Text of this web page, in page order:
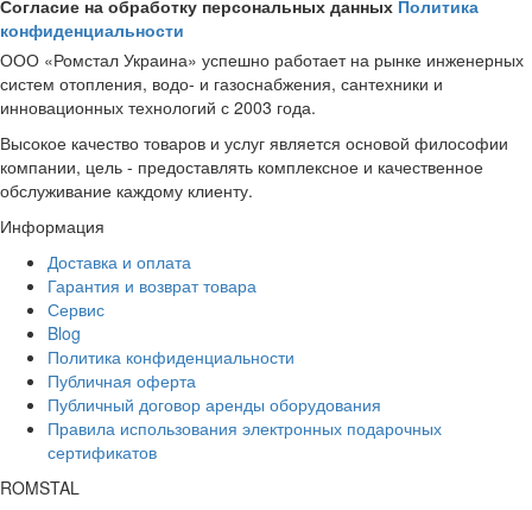
Согласие на обработку персональных данных Политика
конфиденциальности
ООО «Ромстал Украина» успешно работает на рынке инженерных
систем отопления, водо- и газоснабжения, сантехники и
инновационных технологий с 2003 года.
Высокое качество товаров и услуг является основой философии
компании, цель - предоставлять комплексное и качественное
обслуживание каждому клиенту.
Информация
Доставка и оплата
Гарантия и возврат товара
Сервис
Blog
Политика конфиденциальности
Публичная оферта
Публичный договор аренды оборудования
Правила использования электронных подарочных
сертификатов
ROMSTAL